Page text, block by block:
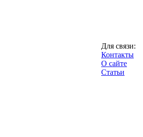
Для связи:
Контакты
О сайте
Статьи